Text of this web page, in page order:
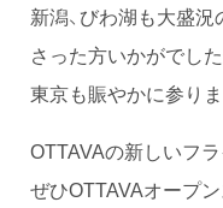
新潟、びわ湖も大盛
さった方いかがでし
東京も賑やかに参りま
OTTAVAの新しいフ
ぜひOTTAVAオープ